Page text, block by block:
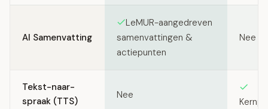
AI Samenvatting
LeMUR-aangedreven
samenvattingen &
actiepunten
Nee
Tekst-naar-
spraak (TTS)
Nee